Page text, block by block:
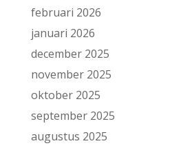
februari 2026
januari 2026
december 2025
november 2025
oktober 2025
september 2025
augustus 2025